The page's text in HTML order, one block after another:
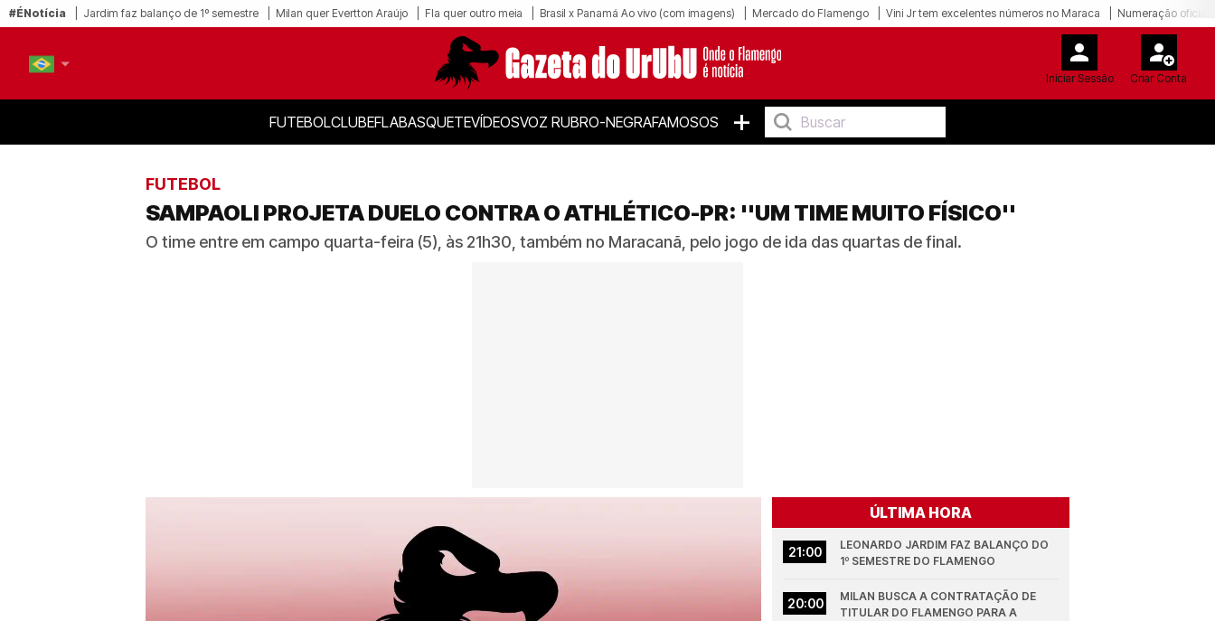
#ÉNotícia Jardim faz balanço de 1º semestre Milan quer Evertton Araújo Fla quer outro meia Brasil x Panamá Ao vivo (com imagens) Mercado do Flamengo Vini Jr tem excelentes números no Maraca Numeração oficial
Iniciar Sessão Criar Conta
FUTEBOLCLUBEFLABASQUETEVÍDEOSVOZ RUBRO-NEGRAFAMOSOS +
FUTEBOL
SAMPAOLI PROJETA DUELO CONTRA O ATHLÉTICO-PR: ''UM TIME MUITO FÍSICO''
O time entre em campo quarta-feira (5), às 21h30, também no Maracanã, pelo jogo de ida das quartas de final.
ÚLTIMA HORA
21:00
LEONARDO JARDIM FAZ BALANÇO DO
1º SEMESTRE DO FLAMENGO
20:00
MILAN BUSCA A CONTRATAÇÃO DE
TITULAR DO FLAMENGO PARA A